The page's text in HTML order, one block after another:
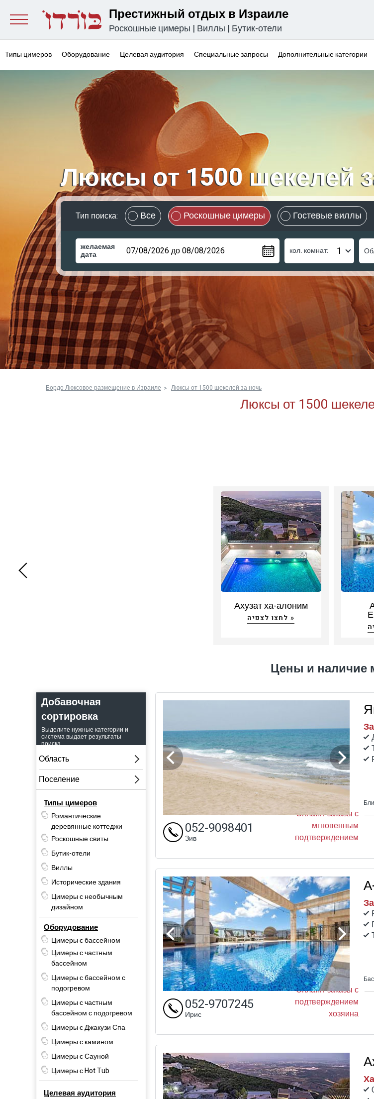
Престижный отдых в Израиле
Роскошные цимеры | Виллы | Бутик-отели
Типы цимеров Оборудование Целевая аудитория Специальные запросы Дополнительные категории
Люксы от 1500 шекелей
Тип поиска: Все Роскошные цимеры Гостевые виллы
желаемая
дата кол. комнат:
Бордо Люксовое размещение в Израиле Люксы от 1500 шекелей за ночь
Люксы от 1500
Ахузат ха-алоним
לחצו לצפיה »
Цены и наличие
Добавочная
сортировка
Выделите нужные категории и
система выдает результаты
поиска.
Типы цимеров
Романтические
деревянные коттеджи
Роскошные свиты
Бутик-отели
Виллы
Исторические здания
Цимеры с необычным
дизайном
Оборудование
Цимеры с бассейном
Цимеры с частным
бассейном
Цимеры с бассейном с
подогревом
Цимеры с частным
бассейном с подогревом
Цимеры с Джакузи Спа
Цимеры с камином
Цимеры с Сауной
Цимеры с Hot Tub
Целевая аудитория
Онлайн-заказы с
мгновенным
подтверждением
052-9098401
Зив
Онлайн-заказы с
подтверждением
хозяина
052-9707245
Ирис